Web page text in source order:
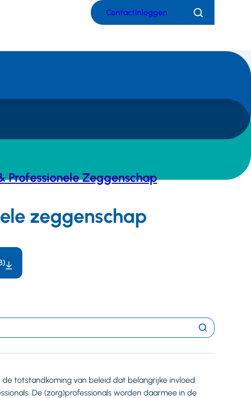
ContactInloggen Zoeken
Professionele Zeggenschap
zeggenschap
Zoeken
totstandkoming van beleid dat belangrijke invloed
De (zorg)professionals worden daarmee in de